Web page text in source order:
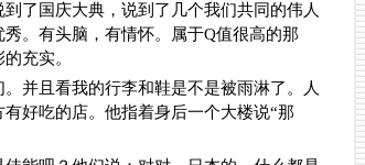
了国庆大典，说到了几个我们共同的伟人
。有头脑，有情怀。属于Q值很高的那
充实。
并且看我的行李和鞋是不是被雨淋了。人
好吃的店。他指着身后一个大楼说“那